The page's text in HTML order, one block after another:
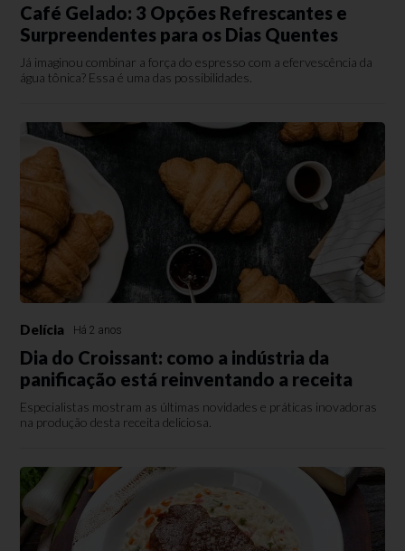
Café Gelado: 3 Opções Refrescantes e
Surpreendentes para os Dias Quentes
Já imaginou combinar a força do espresso com a efervescência da
água tônica? Essa é uma das possibilidades.
Delícia Há 2 anos
Dia do Croissant: como a indústria da
panificação está reinventando a receita
Especialistas mostram as últimas novidades e práticas inovadoras
na produção desta receita deliciosa.